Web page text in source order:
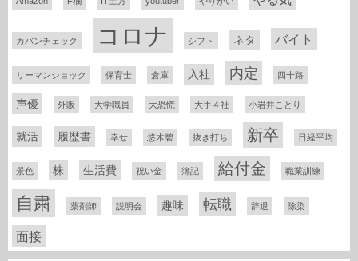
カバンチェック コロナ シフト ネタ バイト
リーマンショック 保育士 倉庫 入社 内定 四十路
声優 外販 大学職員 大恐慌 大手４社 小岩井ことり
就活 履歴書 幸せ 悠木碧 抜き打ち 新卒 日経平均
景色 株 生活費 祝い金 簿記 給付金 職業訓練
自粛 薬剤師 説明会 趣味 転職 辞退 除染
面接